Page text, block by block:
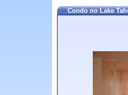
Condo no Lake